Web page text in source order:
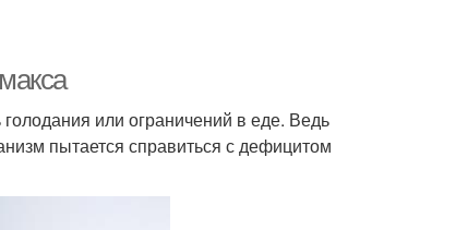
или ограничений в еде. Ведь
пытается справиться с дефицитом